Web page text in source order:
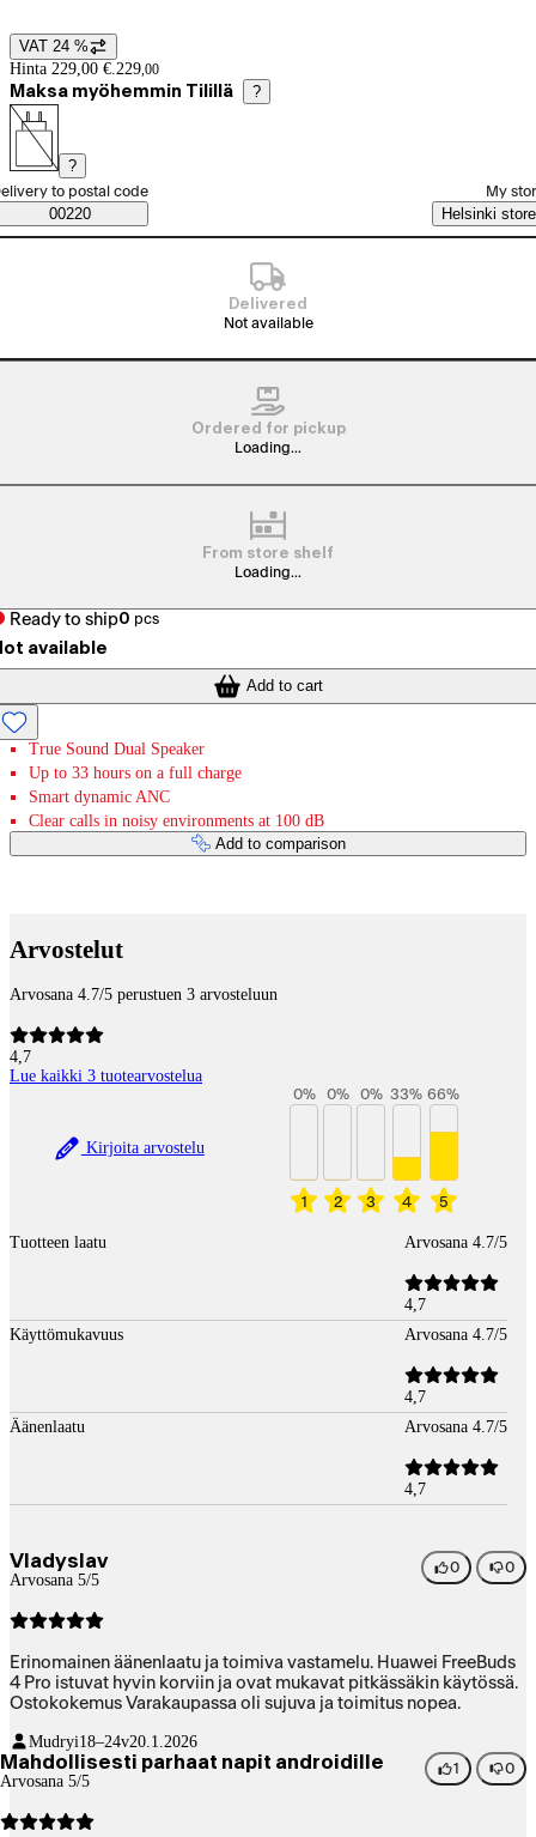
Price details
VAT 24 %
Hinta 229,00 €. 229,00
Maksa myöhemmin Tilillä ?
?
Saatavuustiedot
order method
to postal code
00220
My
Helsinki store
Delivered
Not available
Ordered for pickup
Loading...
From store shelf
Loading...
Ready to ship0 pcs
available
Add to cart
True Sound Dual Speaker
Up to 33 hours on a full charge
Smart dynamic ANC
Clear calls in noisy environments at 100 dB
Add to comparison
Arvostelut
Arvosana 4.7/5 perustuen 3 arvosteluun
4,7
Lue kaikki 3 tuotearvostelua
Kirjoita arvostelu
1
0%
2
0%
3
0%
4
33%
5
66%
Tuotteen laatu Arvosana 4.7/5
4,7
Käyttömukavuus
Arvosana 4.7/5
4,7
Äänenlaatu
Arvosana 4.7/5
4,7
Vladyslav
Arvosana 5/5
0 0
Erinomainen äänenlaatu ja toimiva vastamelu. Huawei FreeBuds
4 Pro istuvat hyvin korviin ja ovat mukavat pitkässäkin käytössä.
Ostokokemus Varakaupassa oli sujuva ja toimitus nopea.
Mudryi18–24v20.1.2026
Mahdollisesti parhaat napit androidille
Arvosana 5/5
1 0